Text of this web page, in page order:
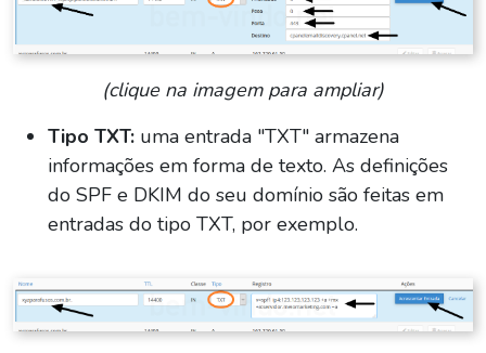
(clique na imagem para ampliar)
Tipo TXT: uma entrada "TXT" armazena
informações em forma de texto. As definições
do SPF e DKIM do seu domínio são feitas em
entradas do tipo TXT, por exemplo.